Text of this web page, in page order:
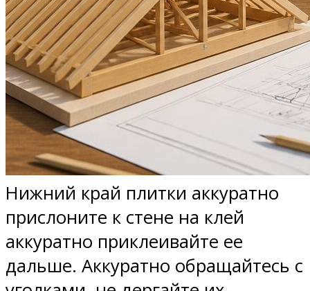
Нижний край плитки аккуратно
прислоните к стене на клей
аккуратно приклеивайте ее
дальше. Аккуратно обращайтесь с